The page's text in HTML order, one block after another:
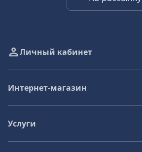
Личный кабинет
Интернет-магазин
Услуги